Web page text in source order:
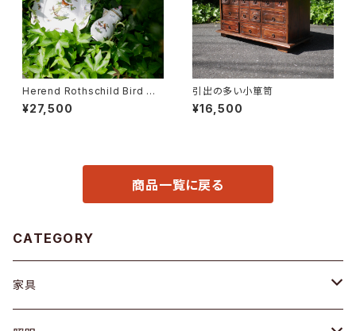
Herend Rothschild Bird ミ
ニティーポット
¥27,500
引出の多い小箪笥
¥16,500
商品一覧に戻る
CATEGORY
家具